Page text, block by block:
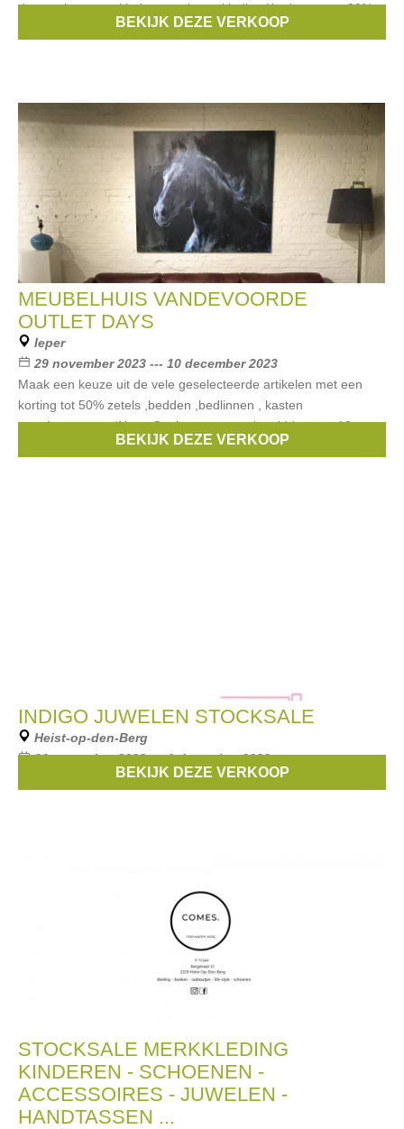
dames, heren en kinderen + dameskleding Kortingen tot -80%.
Betalen kan enkel cash of met bankapps.
BEKIJK DEZE VERKOOP
MEUBELHUIS VANDEVOORDE
OUTLET DAYS
Ieper
29 november 2023 --- 10 december 2023
Maak een keuze uit de vele geselecteerde artikelen met een
korting tot 50% zetels ,bedden ,bedlinnen , kasten
,eetplaatsen...... *Noot: Gesloten tussen de middag van 12u tot
BEKIJK DEZE VERKOOP
INDIGO JUWELEN STOCKSALE
Heist-op-den-Berg
30 november 2023 --- 1 december 2023
Stockverkoop van juwelen en handtassen.
BEKIJK DEZE VERKOOP
STOCKSALE MERKKLEDING
KINDEREN - SCHOENEN -
ACCESSOIRES - JUWELEN -
HANDTASSEN ...